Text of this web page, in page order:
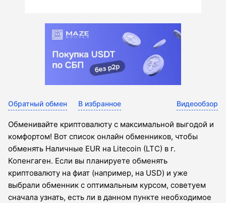
Обратный обмен В избранное Видеообзор
Обменивайте криптовалюту с максимальной выгодой и
комфортом! Вот список онлайн обменников, чтобы
обменять Наличные EUR на Litecoin (LTC) в г.
Копенгаген. Если вы планируете обменять
криптовалюту на фиат (например, на USD) и уже
выбрали обменник с оптимальным курсом, советуем
сначала узнать, есть ли в данном пункте необходимое